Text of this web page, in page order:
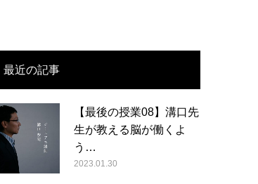
最近の記事
【最後の授業08】溝口先
生が教える脳が働くよ
う…
2023.01.30